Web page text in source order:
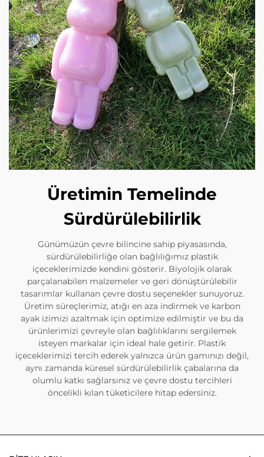
Üretimin Temelinde
Sürdürülebilirlik
Günümüzün çevre bilincine sahip piyasasında,
sürdürülebilirliğe olan bağlılığımız plastik
içeceklerimizde kendini gösterir. Biyolojik olarak
parçalanabilen malzemeler ve geri dönüştürülebilir
tasarımlar kullanan çevre dostu seçenekler sunuyoruz.
Üretim süreçlerimiz, atığı en aza indirmek ve karbon
ayak izimizi azaltmak için optimize edilmiştir ve bu da
ürünlerimizi çevreyle olan bağlılıklarını sergilemek
isteyen markalar için ideal hale getirir. Plastik
içeceklerimizi tercih ederek yalnızca ürün gamınızı değil,
aynı zamanda küresel sürdürülebilirlik çabalarına da
olumlu katkı sağlarsınız ve çevre dostu tercihleri
öncelikli kılan tüketicilere hitap edersiniz.